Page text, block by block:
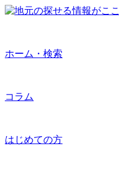
ホーム・検索
コラム
はじめての方